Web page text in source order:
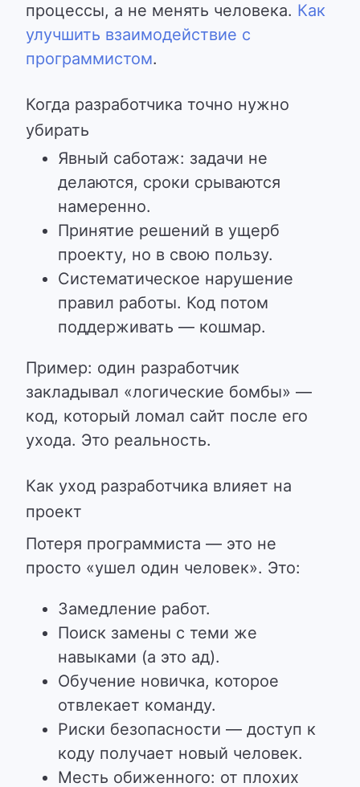
процессы, а не менять человека. Как
улучшить взаимодействие с
программистом.
Когда разработчика точно нужно
убирать
Явный саботаж: задачи не
делаются, сроки срываются
намеренно.
Принятие решений в ущерб
проекту, но в свою пользу.
Систематическое нарушение
правил работы. Код потом
поддерживать — кошмар.
Пример: один разработчик
закладывал «логические бомбы» —
код, который ломал сайт после его
ухода. Это реальность.
Как уход разработчика влияет на
проект
Потеря программиста — это не
просто «ушел один человек». Это:
Замедление работ.
Поиск замены с теми же
навыками (а это ад).
Обучение новичка, которое
отвлекает команду.
Риски безопасности — доступ к
коду получает новый человек.
Месть обиженного: от плохих